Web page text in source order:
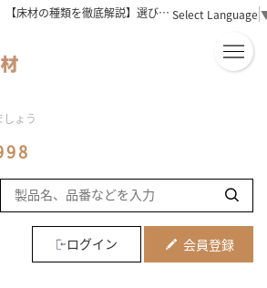
材選びの完全版】木の種類と特徴を徹底解説！
スの工事費用込み相場を徹底解説！安く抑えるコツは？
グの種類と床材の選び方！おすすめのポイントを徹底解説
ャワーユニットを徹底比較！人気商品と選び方のコツ
】シャワーユニットの人気メーカー徹底比較！
】システムバス価格の比較とおすすめ商品ランキング
スの工事の費用相場と工期｜安くする方法や事例も解説
類は何がある？価格・特徴と部屋別に選び方も解説
ー別】フロアタイルの特徴を比較！最適な選び方も紹介
ス施工の費用相場と価格変動要因など業者向けに解説
バスのサイズ選びで施主の不安を解消する提案方法を紹介
フォームの費用相場や劣化のサイン5つを解説
やリフォームの費用相場と住みながら進めるメリットなど解説
Select Language
ょう
ログイン 会員登録